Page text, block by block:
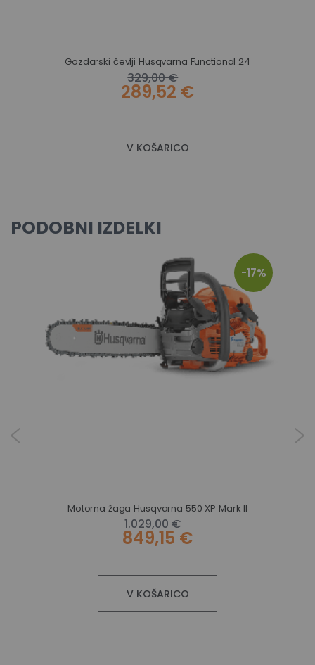
Gozdarski čevlji Husqvarna Functional 24
329,00 €
289,52 €
V KOŠARICO
PODOBNI IZDELKI
-17%
Motorna žaga Husqvarna 550 XP Mark II
1.029,00 €
849,15 €
V KOŠARICO